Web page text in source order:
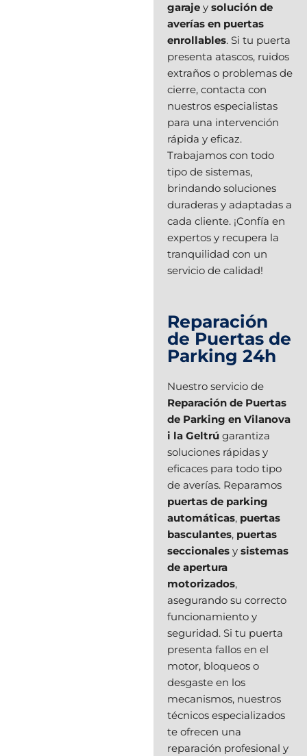
garaje y solución de
averías en puertas
enrollables. Si tu puerta
presenta atascos, ruidos
extraños o problemas de
cierre, contacta con
nuestros especialistas
para una intervención
rápida y eficaz.
Trabajamos con todo
tipo de sistemas,
brindando soluciones
duraderas y adaptadas a
cada cliente. ¡Confía en
expertos y recupera la
tranquilidad con un
servicio de calidad!
Reparación
de Puertas de
Parking 24h
Nuestro servicio de
Reparación de Puertas
de Parking en Vilanova
i la Geltrú garantiza
soluciones rápidas y
eficaces para todo tipo
de averías. Reparamos
puertas de parking
automáticas, puertas
basculantes, puertas
seccionales y sistemas
de apertura
motorizados,
asegurando su correcto
funcionamiento y
seguridad. Si tu puerta
presenta fallos en el
motor, bloqueos o
desgaste en los
mecanismos, nuestros
técnicos especializados
te ofrecen una
reparación profesional y